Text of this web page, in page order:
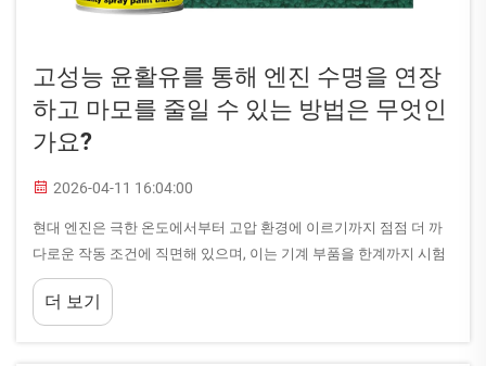
고성능 윤활유를 통해 엔진 수명을 연장
하고 마모를 줄일 수 있는 방법은 무엇인
가요?
2026-04-11 16:04:00
현대 엔진은 극한 온도에서부터 고압 환경에 이르기까지 점점 더 까
다로운 작동 조건에 직면해 있으며, 이는 기계 부품을 한계까지 시험
합니다. 엔진의 구조적 무결성을 유지하고 작동 수명을 극대화하기
위한 핵심은...
더 보기